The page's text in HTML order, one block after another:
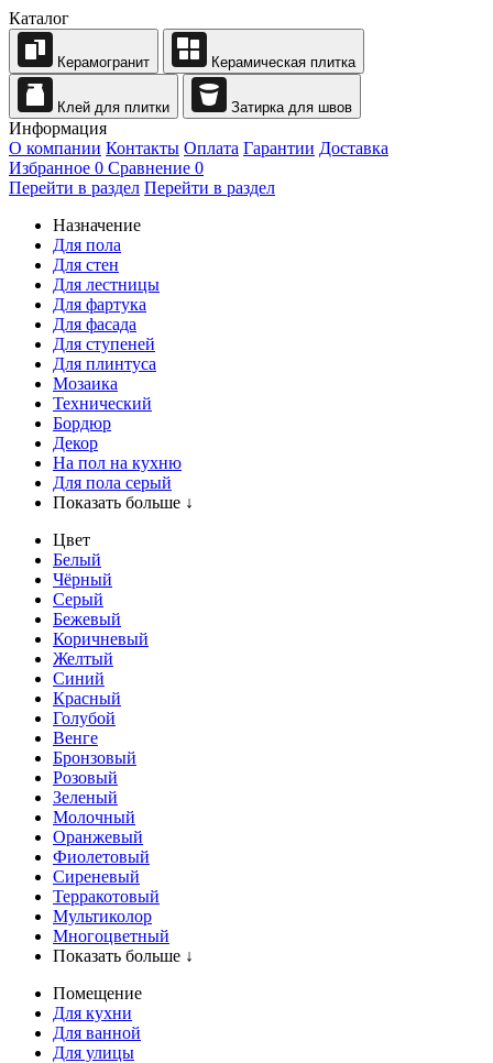
Каталог
Керамогранит Керамическая плитка
Клей для плитки Затирка для швов
Информация
О компании Контакты Оплата Гарантии Доставка
Избранное 0 Сравнение 0
Перейти в раздел Перейти в раздел
Назначение
Для пола
Для стен
Для лестницы
Для фартука
Для фасада
Для ступеней
Для плинтуса
Мозаика
Технический
Бордюр
Декор
На пол на кухню
Для пола серый
Показать больше ↓
Цвет
Белый
Чёрный
Серый
Бежевый
Коричневый
Желтый
Синий
Красный
Голубой
Венге
Бронзовый
Розовый
Зеленый
Молочный
Оранжевый
Фиолетовый
Сиреневый
Терракотовый
Мультиколор
Многоцветный
Показать больше ↓
Помещение
Для кухни
Для ванной
Для улицы